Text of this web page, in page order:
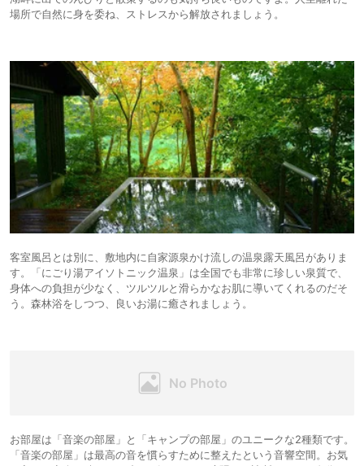
場所で自然に身を委ね、ストレスから解放されましょう。
客室風呂とは別に、敷地内に自家源泉かけ流しの温泉露天風呂がありま
す。「にごり湯アイソトニック温泉」は全国でも非常に珍しい泉質で、
身体への負担が少なく、ツルツルと滑らかなお肌に導いてくれるのだそ
う。森林浴をしつつ、良いお湯に癒されましょう。
お部屋は「音楽の部屋」と「キャンプの部屋」のユニークな2種類です。
「音楽の部屋」は最高の音を慣らすために整えたという音響空間。お気